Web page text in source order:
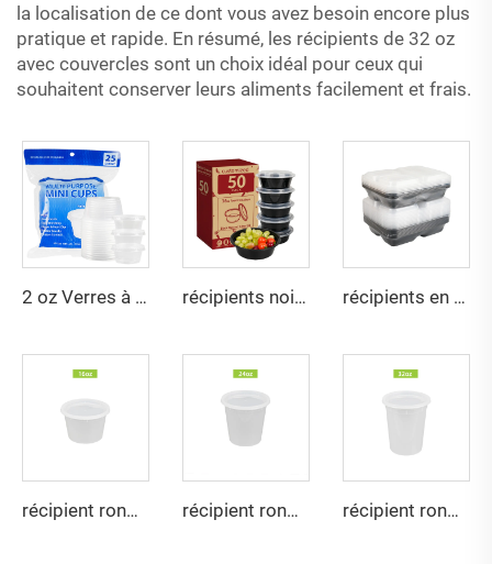
la localisation de ce dont vous avez besoin encore plus
pratique et rapide. En résumé, les récipients de 32 oz
avec couvercles sont un choix idéal pour ceux qui
souhaitent conserver leurs aliments facilement et frais.
2 oz Verres à gelée avec couvercles, en plastique jetable résistant et sûr pour les aliments, petits récipients pour sauces, condiments et trempettes, pour vinaigrette à salade récipients noirs ronds de 42 oz pour préparation de repas récipients en plastique à 3 compartiments pour préparation de repas
récipient rond jetable de 16 oz en plastique avec couvercle récipient rond jetable de 24 oz en plastique avec couvercle récipient rond jetable de 32 oz en plastique avec couvercle